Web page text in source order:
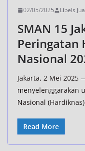
02/05/2025 Libels
SMAN 15
Peringatan
Nasional
Jakarta, 2 Mei 2025
menyelenggarakan
Nasional
Read More